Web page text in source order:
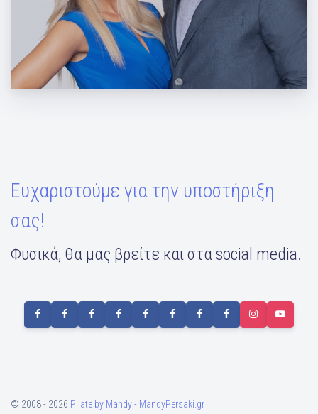
Η Μάντη μας στο ALPHA ΠΑΝΤΟΥ του
ALPHA TV 22/8
Ευχαριστούμε για την υποστήριξη
σας!
Φυσικά, θα μας βρείτε και στα social media.
© 2008 - 2026 Pilate by Mandy - MandyPersaki.gr